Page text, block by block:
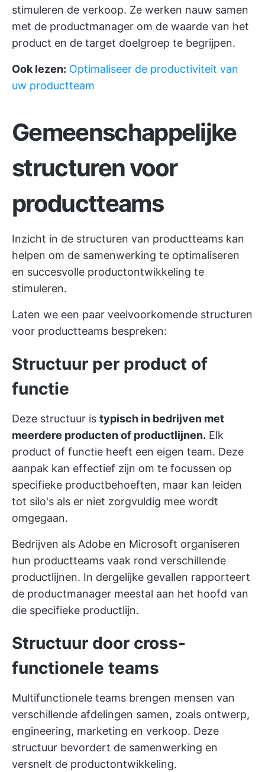
stimuleren de verkoop. Ze werken nauw samen
met de productmanager om de waarde van het
product en de target doelgroep te begrijpen.
Ook lezen: Optimaliseer de productiviteit van
uw productteam
Gemeenschappelijke
structuren voor
productteams
Inzicht in de structuren van productteams kan
helpen om de samenwerking te optimaliseren
en succesvolle productontwikkeling te
stimuleren.
Laten we een paar veelvoorkomende structuren
voor productteams bespreken:
Structuur per product of
functie
Deze structuur is typisch in bedrijven met
meerdere producten of productlijnen. Elk
product of functie heeft een eigen team. Deze
aanpak kan effectief zijn om te focussen op
specifieke productbehoeften, maar kan leiden
tot silo's als er niet zorgvuldig mee wordt
omgegaan.
Bedrijven als Adobe en Microsoft organiseren
hun productteams vaak rond verschillende
productlijnen. In dergelijke gevallen rapporteert
de productmanager meestal aan het hoofd van
die specifieke productlijn.
Structuur door cross-
functionele teams
Multifunctionele teams brengen mensen van
verschillende afdelingen samen, zoals ontwerp,
engineering, marketing en verkoop. Deze
structuur bevordert de samenwerking en
versnelt de productontwikkeling.